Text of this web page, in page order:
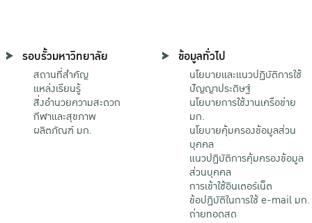
รอบรั้วมหาวิทยาลัย
สถานที่สำคัญ
แหล่งเรียนรู้
สิ่งอำนวยความสะดวก
กีฬาและสุขภาพ
ผลิตภัณฑ์ มก.
ข้อมูลทั่วไป
นโยบายและแนวปฏิบัติการใช้
ปัญญาประดิษฐ์
นโยบายการใช้งานเครือข่าย
มก.
นโยบายคุ้มครองข้อมูลส่วน
บุคคล
แนวปฏิบัติการคุ้มครองข้อมูล
ส่วนบุคคล
การเข้าใช้อินเตอร์เน็ต
ข้อปฏิบัติในการใช้ e-mail มก.
ถ่ายทอดสด